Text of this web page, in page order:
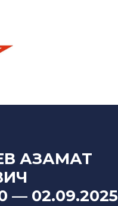
АЗАМАТ
— 02.09.2025